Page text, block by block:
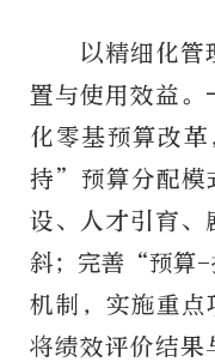
以精细化管
置与使用效益。
化零基预算改
持”预算分配模
设、人才引育、
斜；完善“预算
机制，实施重点
将绩效评价结果